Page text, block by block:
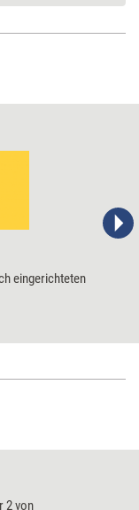
eingerichteten
2 von